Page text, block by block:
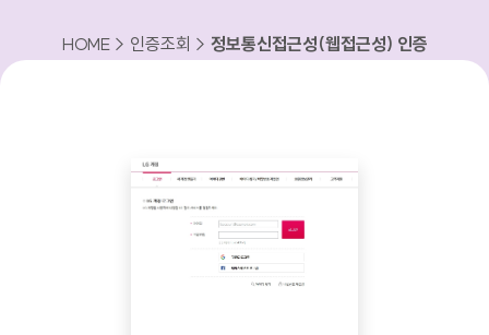
HOME > 인증조회 > 정보통신접근성(웹접근성) 인증